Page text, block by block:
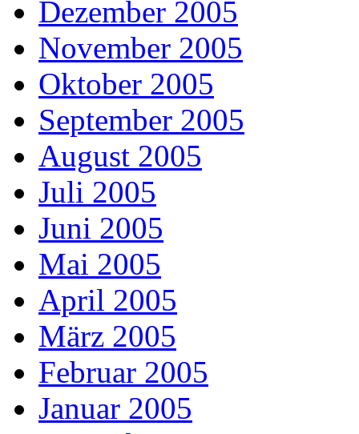
Dezember 2005
November 2005
Oktober 2005
September 2005
August 2005
Juli 2005
Juni 2005
Mai 2005
April 2005
März 2005
Februar 2005
Januar 2005